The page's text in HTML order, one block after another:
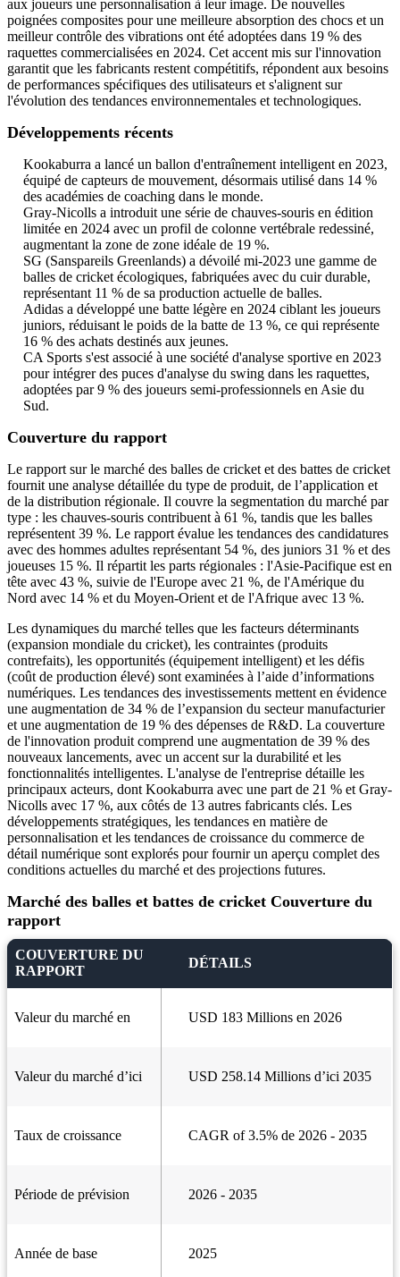
aux joueurs une personnalisation à leur image. De nouvelles
poignées composites pour une meilleure absorption des chocs et un
meilleur contrôle des vibrations ont été adoptées dans 19 % des
raquettes commercialisées en 2024. Cet accent mis sur l'innovation
garantit que les fabricants restent compétitifs, répondent aux besoins
de performances spécifiques des utilisateurs et s'alignent sur
l'évolution des tendances environnementales et technologiques.
Développements récents
Kookaburra a lancé un ballon d'entraînement intelligent en 2023,
équipé de capteurs de mouvement, désormais utilisé dans 14 %
des académies de coaching dans le monde.
Gray-Nicolls a introduit une série de chauves-souris en édition
limitée en 2024 avec un profil de colonne vertébrale redessiné,
augmentant la zone de zone idéale de 19 %.
SG (Sanspareils Greenlands) a dévoilé mi-2023 une gamme de
balles de cricket écologiques, fabriquées avec du cuir durable,
représentant 11 % de sa production actuelle de balles.
Adidas a développé une batte légère en 2024 ciblant les joueurs
juniors, réduisant le poids de la batte de 13 %, ce qui représente
16 % des achats destinés aux jeunes.
CA Sports s'est associé à une société d'analyse sportive en 2023
pour intégrer des puces d'analyse du swing dans les raquettes,
adoptées par 9 % des joueurs semi-professionnels en Asie du
Sud.
Couverture du rapport
Le rapport sur le marché des balles de cricket et des battes de cricket
fournit une analyse détaillée du type de produit, de l’application et
de la distribution régionale. Il couvre la segmentation du marché par
type : les chauves-souris contribuent à 61 %, tandis que les balles
représentent 39 %. Le rapport évalue les tendances des candidatures
avec des hommes adultes représentant 54 %, des juniors 31 % et des
joueuses 15 %. Il répartit les parts régionales : l'Asie-Pacifique est en
tête avec 43 %, suivie de l'Europe avec 21 %, de l'Amérique du
Nord avec 14 % et du Moyen-Orient et de l'Afrique avec 13 %.
Les dynamiques du marché telles que les facteurs déterminants
(expansion mondiale du cricket), les contraintes (produits
contrefaits), les opportunités (équipement intelligent) et les défis
(coût de production élevé) sont examinées à l’aide d’informations
numériques. Les tendances des investissements mettent en évidence
une augmentation de 34 % de l’expansion du secteur manufacturier
et une augmentation de 19 % des dépenses de R&D. La couverture
de l'innovation produit comprend une augmentation de 39 % des
nouveaux lancements, avec un accent sur la durabilité et les
fonctionnalités intelligentes. L'analyse de l'entreprise détaille les
principaux acteurs, dont Kookaburra avec une part de 21 % et Gray-
Nicolls avec 17 %, aux côtés de 13 autres fabricants clés. Les
développements stratégiques, les tendances en matière de
personnalisation et les tendances de croissance du commerce de
détail numérique sont explorés pour fournir un aperçu complet des
conditions actuelles du marché et des projections futures.
Marché des balles et battes de cricket Couverture du
rapport
COUVERTURE DU
RAPPORT
DÉTAILS
Valeur du marché en USD 183 Millions en 2026
Valeur du marché d’ici USD 258.14 Millions d’ici 2035
Taux de croissance CAGR of 3.5% de 2026 - 2035
Période de prévision 2026 - 2035
Année de base 2025